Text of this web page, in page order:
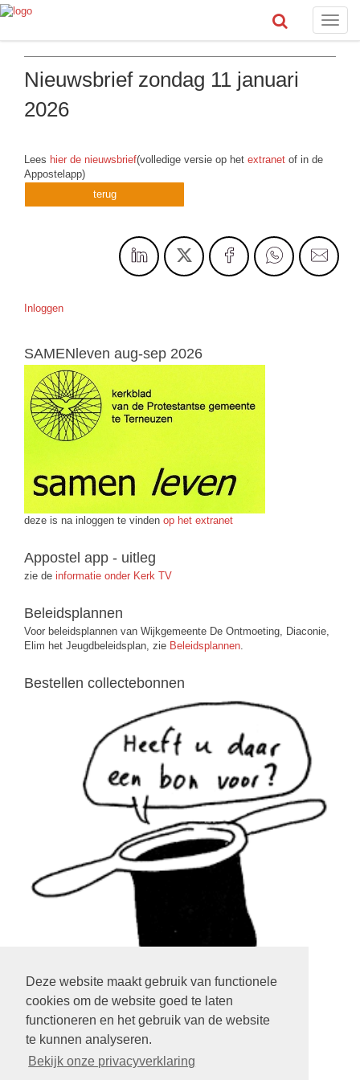
Deze website maakt gebruik van functionele
cookies om de website goed te laten
functioneren en het gebruik van de website
te kunnen analyseren.
Bekijk onze privacyverklaring
Toggle
Nieuwsbrief zondag 11 januari
2026
Lees hier de nieuwsbrief(volledige versie op het extranet of in de
Appostelapp)
terug
Inloggen
SAMENleven aug-sep 2026
deze is na inloggen te vinden op het extranet
Appostel app - uitleg
zie de informatie onder Kerk TV
Beleidsplannen
Voor beleidsplannen van Wijkgemeente De Ontmoeting, Diaconie,
Elim het Jeugdbeleidsplan, zie Beleidsplannen.
Bestellen collectebonnen
klik op het plaatje
LOGIN EXTRANET
KLIK HIER